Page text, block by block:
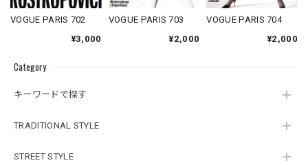
Category
キーワードで探す
TRADITIONAL STYLE
STREET STYLE
VOGUE PARIS 702
¥3,000
VOGUE PARIS 703
¥2,000
VOGUE PARIS 704
¥2,000